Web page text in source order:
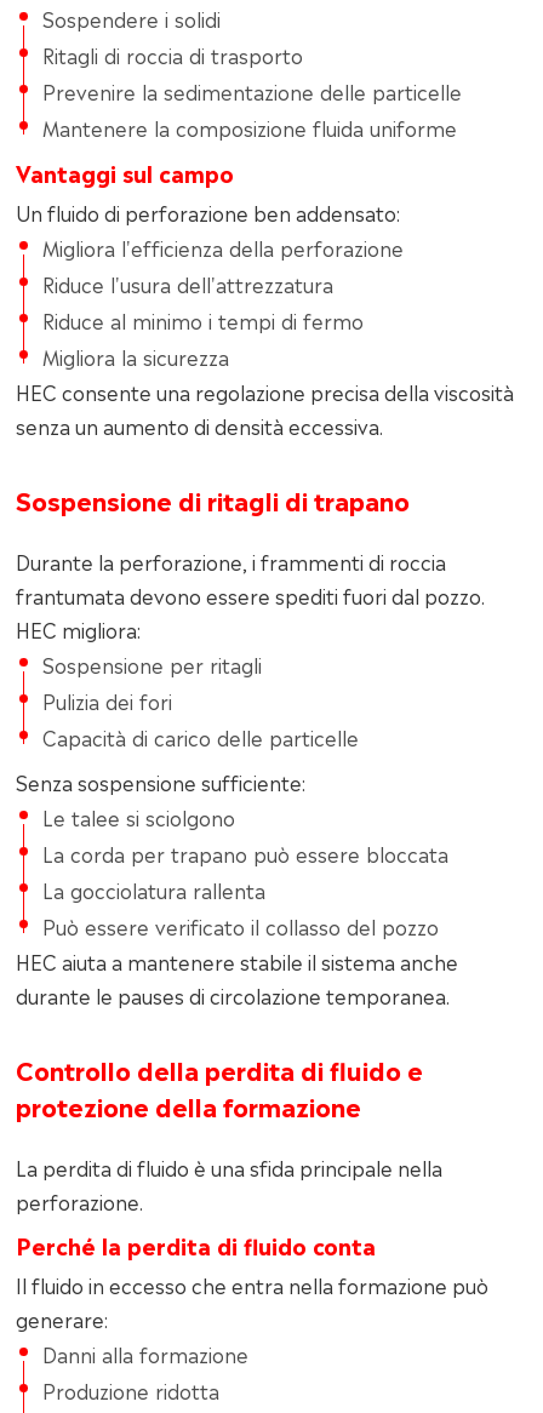
Sospendere i solidi
Ritagli di roccia di trasporto
Prevenire la sedimentazione delle particelle
Mantenere la composizione fluida uniforme
Vantaggi sul campo
Un fluido di perforazione ben addensato:
Migliora l'efficienza della perforazione
Riduce l'usura dell'attrezzatura
Riduce al minimo i tempi di fermo
Migliora la sicurezza
HEC consente una regolazione precisa della viscosità
senza un aumento di densità eccessiva.
Sospensione di ritagli di trapano
Durante la perforazione, i frammenti di roccia
frantumata devono essere spediti fuori dal pozzo.
HEC migliora:
Sospensione per ritagli
Pulizia dei fori
Capacità di carico delle particelle
Senza sospensione sufficiente:
Le talee si sciolgono
La corda per trapano può essere bloccata
La gocciolatura rallenta
Può essere verificato il collasso del pozzo
HEC aiuta a mantenere stabile il sistema anche
durante le pauses di circolazione temporanea.
Controllo della perdita di fluido e
protezione della formazione
La perdita di fluido è una sfida principale nella
perforazione.
Perché la perdita di fluido conta
Il fluido in eccesso che entra nella formazione può
generare:
Danni alla formazione
Produzione ridotta